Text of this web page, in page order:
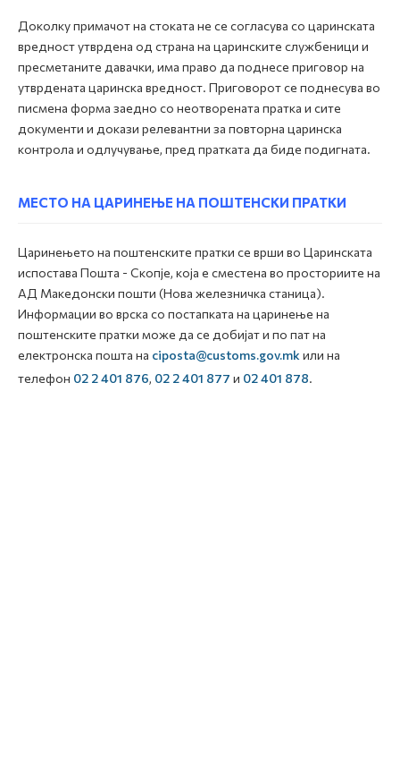
Доколку примачот на стоката не се согласува со царинската
вредност утврдена од страна на царинските службеници и
пресметаните давачки, има право да поднесе приговор на
утврдената царинска вредност. Приговорот се поднесува во
писмена форма заедно со неотворената пратка и сите
документи и докази релевантни за повторна царинска
контрола и одлучување, пред пратката да биде подигната.
МЕСТО НА ЦАРИНЕЊЕ НА ПОШТЕНСКИ ПРАТКИ
Царинењето на поштенските пратки се врши во Царинската
испостава Пошта - Скопје, која е сместена во просториите на
АД Македонски пошти (Нова железничка станица).
Информации во врска со постапката на царинење на
поштенските пратки може да се добијат и по пат на
електронска пошта на ciposta@customs.gov.mk или на
телефон 02 2 401 876, 02 2 401 877 и 02 401 878.